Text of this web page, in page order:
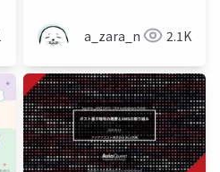
a_zara_n 2.1K